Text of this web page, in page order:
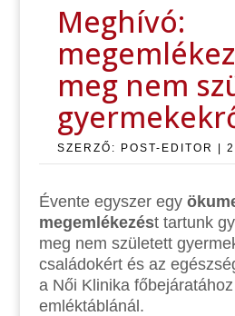
Meghívó:
meg nem
SZERZŐ: POST-EDITOR |
Évente egyszer egy
megemlékezést tartunk
meg nem született
családokért és az
a Női Klinika
emléktáblánál.